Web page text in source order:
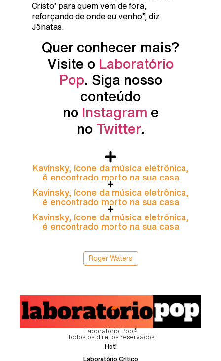
Cristo’ para quem vem de fora,
reforçando de onde eu venho”, diz
Jônatas.
Quer conhecer mais?
Visite o Laboratório
Pop. Siga nosso
conteúdo
no Instagram e
no Twitter.
Kavinsky, ícone da música eletrônica,
é encontrado morto na sua casa
Kavinsky, ícone da música eletrônica,
é encontrado morto na sua casa
Kavinsky, ícone da música eletrônica,
é encontrado morto na sua casa
Roger Waters
Laboratório Pop®
Todos os direitos reservados
Hot!
Laboratório Crítico